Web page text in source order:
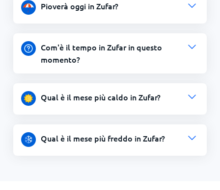
Pioverà oggi in Zufar?
Com'è il tempo in Zufar in questo
momento?
Qual è il mese più caldo in Zufar?
Qual è il mese più freddo in Zufar?